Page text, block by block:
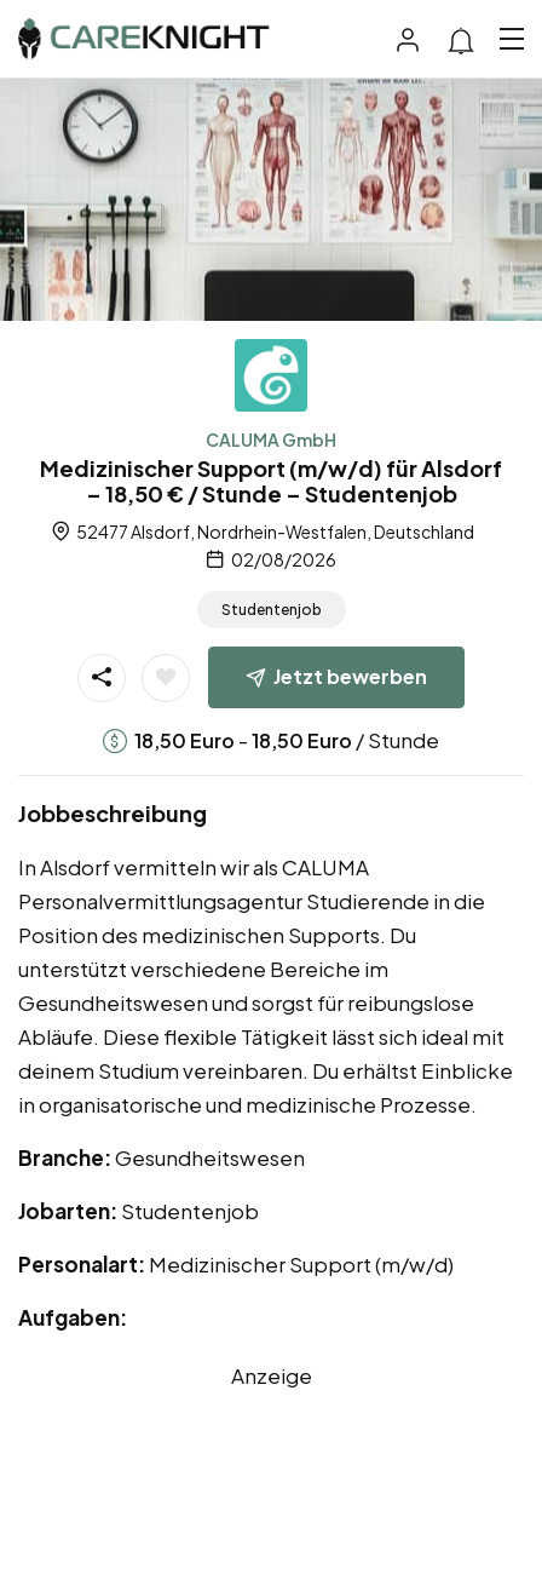
CALUMA GmbH
Medizinischer Support (m/w/d) für Alsdorf
– 18,50 € / Stunde – Studentenjob
52477 Alsdorf, Nordrhein-Westfalen, Deutschland
02/08/2026
Studentenjob
Jetzt bewerben
18,50 Euro -18,50 Euro / Stunde
Jobbeschreibung
In Alsdorf vermitteln wir als CALUMA
Personalvermittlungsagentur Studierende in die
Position des medizinischen Supports. Du
unterstützt verschiedene Bereiche im
Gesundheitswesen und sorgst für reibungslose
Abläufe. Diese flexible Tätigkeit lässt sich ideal mit
deinem Studium vereinbaren. Du erhältst Einblicke
in organisatorische und medizinische Prozesse.
Branche:Gesundheitswesen
Jobarten: Studentenjob
Personalart: Medizinischer Support (m/w/d)
Aufgaben:
Anzeige